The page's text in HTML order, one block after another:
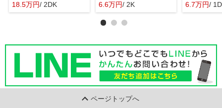
18.5万円/ 2DK
6.6万円/ 2K
6.7万円/
ページトップへ